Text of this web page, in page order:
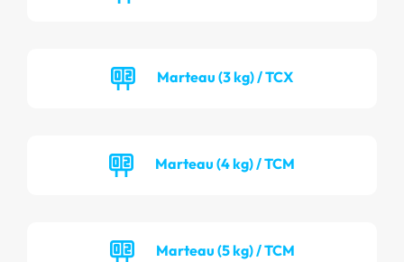
Marteau (3 kg) / TCX
Marteau (4 kg) / TCM
Marteau (5 kg) / TCM